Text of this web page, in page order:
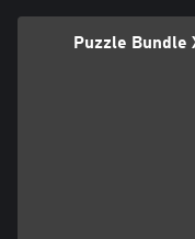
Puzzle Bundle